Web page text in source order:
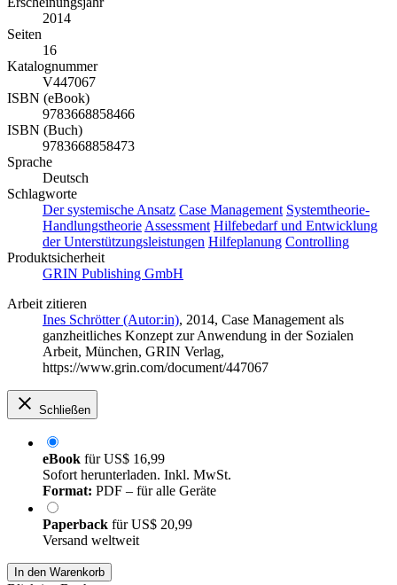
2014
Seiten
16
Katalognummer
V447067
ISBN (eBook)
9783668858466
ISBN (Buch)
9783668858473
Sprache
Deutsch
Schlagworte
Der systemische Ansatz Case Management Systemtheorie-
Handlungstheorie Assessment Hilfebedarf und Entwicklung
der Unterstützungsleistungen Hilfeplanung Controlling
Produktsicherheit
GRIN Publishing GmbH
Arbeit zitieren
Ines Schrötter (Autor:in), 2014, Case Management als
ganzheitliches Konzept zur Anwendung in der Sozialen
Arbeit, München, GRIN Verlag,
https://www.grin.com/document/447067
Schließen
eBook fürUS$ 16,99
Sofort herunterladen. Inkl. MwSt.
Format: PDF – für alle Geräte
Paperback fürUS$ 20,99
Versand weltweit
In den Warenkorb